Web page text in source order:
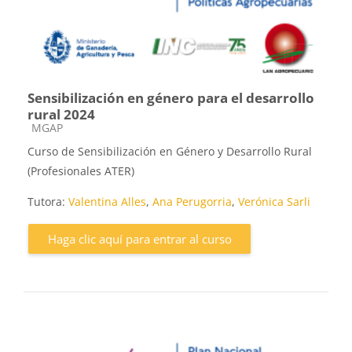
Sensibilización en género para el desarrollo
rural 2024
Categoría de cursos
MGAP
Curso de Sensibilización en Género y Desarrollo Rural
(Profesionales ATER)
Tutora: Valentina Alles, Ana Perugorria, Verónica Sarli
Haga clic aquí para entrar al curso